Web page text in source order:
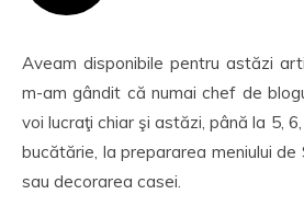
Aveam disponibile pentru astăzi
m-am gândit că numai chef de
voi lucraţi chiar şi astăzi, până la 5,
bucătărie, la prepararea meniului de
sau decorarea casei.